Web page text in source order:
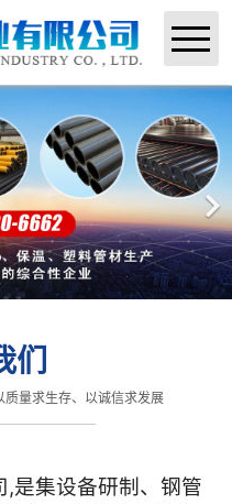
们
量求生存、以诚信求发展
集设备研制、钢管